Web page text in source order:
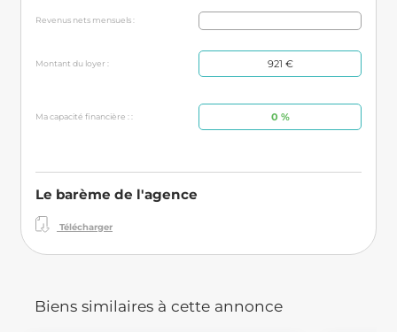
Revenus nets mensuels :
Montant du loyer : 921 €
Ma capacité financière : : 0 %
Le barème de l'agence
Télécharger
Biens similaires à cette annonce